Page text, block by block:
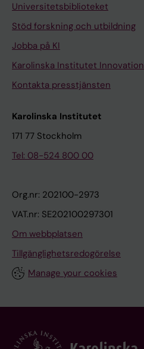
Universitetsbiblioteket
Stöd forskning och utbildning
Jobba på KI
Karolinska Institutet Innovation
Kontakta presstjänsten
Karolinska Institutet
171 77 Stockholm
Tel: 08-524 800 00
Org.nr: 202100-2973
VAT.nr: SE202100297301
Om webbplatsen
Tillgänglighetsredogörelse
Manage your cookies